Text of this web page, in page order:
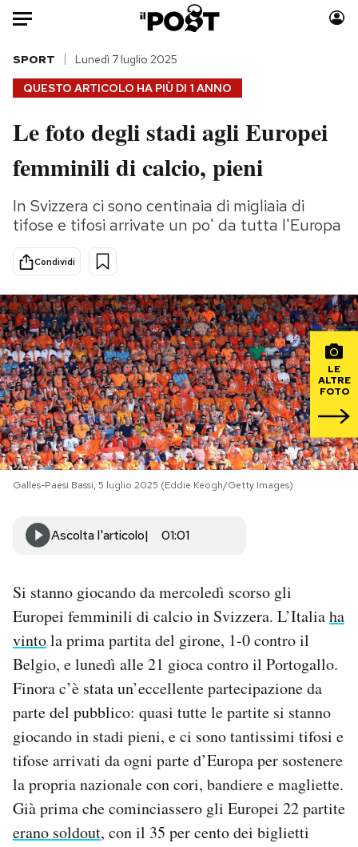
HOME
Italia
Politica
Tecnologia
Internet
Scienza
Cultura
Economia
Sport
Moda
Consumismi
Storie/Idee
Ok Boomer!
Altrecose
Mondiali calcio 2026
PODCAST
NEWSLETTER
SHOP
CALENDARIO
AREA PERSONALE
Area Personale
Newsletter
Notifiche mobile
Hai bisogno di aiuto?
Esci
QUESTO ARTICOLO HA PIÙ DI 1 ANNO
SPORT Lunedì 7 luglio 2025
Le foto degli stadi agli Europei
femminili di calcio, pieni
In Svizzera ci sono centinaia di migliaia di
tifose e tifosi arrivate un po' da tutta l'Europa
Condividi
LE
ALTRE
FOTO
Galles-Paesi Bassi, 5 luglio 2025 (Eddie Keogh/Getty Images)
Ascolta l'articolo 01:01
Si stanno giocando da mercoledì scorso gli
Europei femminili di calcio in Svizzera. L’Italiaha
vintola prima partita del girone, 1-0 contro il
Belgio, e lunedì alle 21 gioca contro il Portogallo.
Finora c’è stata un’eccellente partecipazione da
parte del pubblico: quasi tutte le partite si stanno
giocando in stadi pieni, e ci sono tantissimi tifosi e
tifose arrivati da ogni parte d’Europa per sostenere
la propria nazionale con cori, bandiere e magliette.
Già prima che cominciassero gli Europei 22 partite
erano soldout, con il 35 per cento dei biglietti